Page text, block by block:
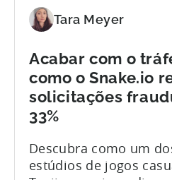
Tara Meyer
Acabar com o
como o Snake.io
solicitações
33%
Descubra como um
estúdios de jogos